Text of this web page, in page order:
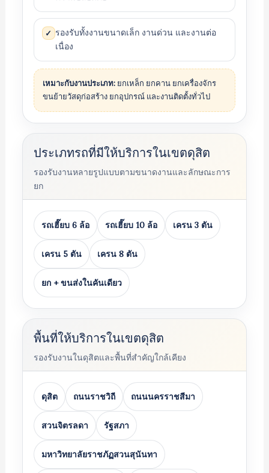
✓ รองรับทั้งงานขนาดเล็ก งานด่วน และงานต่อ
เนื่อง
เหมาะกับงานประเภท:ยกเหล็ก ยกคาน ยกเครื่องจักร
ขนย้ายวัสดุก่อสร้าง ยกอุปกรณ์ และงานติดตั้งทั่วไป
ประเภทรถที่มีให้บริการในเขตดุสิต
รองรับงานหลายรูปแบบตามขนาดงานและลักษณะการ
ยก
รถเฮี๊ยบ 6 ล้อ รถเฮี๊ยบ 10 ล้อ เครน 3 ตัน
เครน 5 ตัน เครน 8 ตัน
ยก + ขนส่งในคันเดียว
พื้นที่ให้บริการในเขตดุสิต
รองรับงานในดุสิตและพื้นที่สำคัญใกล้เคียง
ดุสิต ถนนราชวิถี ถนนนครราชสีมา
สวนจิตรลดา รัฐสภา
มหาวิทยาลัยราชภัฏสวนสุนันทา